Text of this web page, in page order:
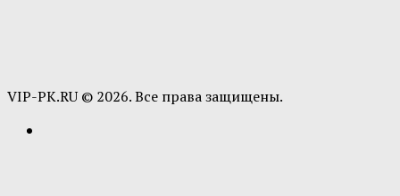
VIP-PK.RU © 2026. Все права защищены.